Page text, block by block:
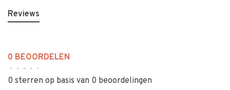
Reviews
0 BEOORDELEN
• • • • •
0 sterren op basis van 0 beoordelingen